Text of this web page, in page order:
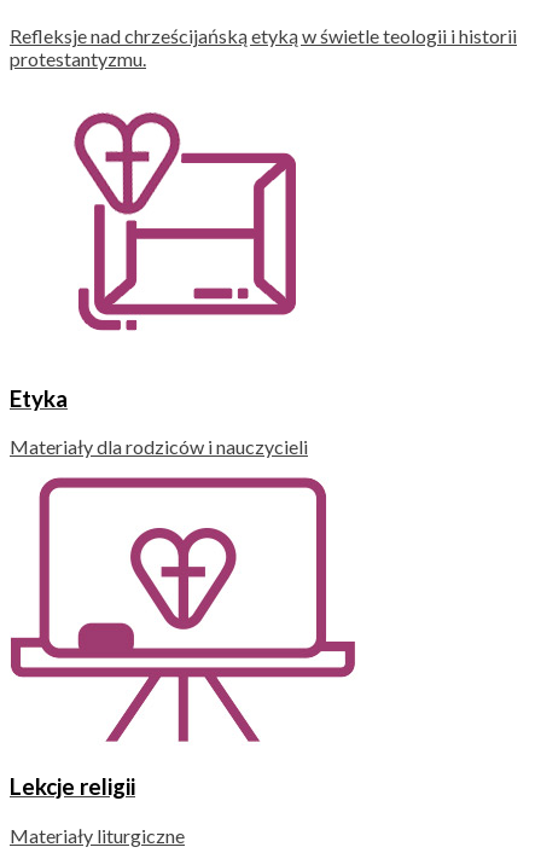
Refleksje nad chrześcijańską etyką w świetle teologii i historii
protestantyzmu.
Etyka
Materiały dla rodziców i nauczycieli
Lekcje religii
Materiały liturgiczne